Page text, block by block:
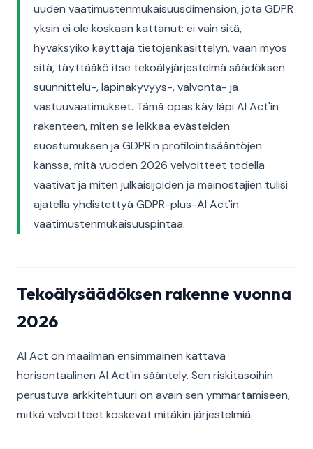
uuden vaatimustenmukaisuusdimension, jota GDPR
yksin ei ole koskaan kattanut: ei vain sitä,
hyväksyikö käyttäjä tietojenkäsittelyn, vaan myös
sitä, täyttääkö itse tekoälyjärjestelmä säädöksen
suunnittelu-, läpinäkyvyys-, valvonta- ja
vastuuvaatimukset. Tämä opas käy läpi AI Act'in
rakenteen, miten se leikkaa evästeiden
suostumuksen ja GDPR:n profilointisääntöjen
kanssa, mitä vuoden 2026 velvoitteet todella
vaativat ja miten julkaisijoiden ja mainostajien tulisi
ajatella yhdistettyä GDPR-plus-AI Act'in
vaatimustenmukaisuuspintaa.
Tekoälysäädöksen rakenne vuonna
2026
AI Act on maailman ensimmäinen kattava
horisontaalinen AI Act'in sääntely. Sen riskitasoihin
perustuva arkkitehtuuri on avain sen ymmärtämiseen,
mitkä velvoitteet koskevat mitäkin järjestelmiä.